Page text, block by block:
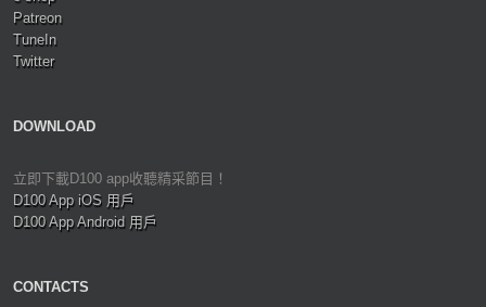
Patreon
TuneIn
Twitter
DOWNLOAD
立即下載D100 app收聽精采節目！
D100 App iOS 用戶
D100 App Android 用戶
CONTACTS